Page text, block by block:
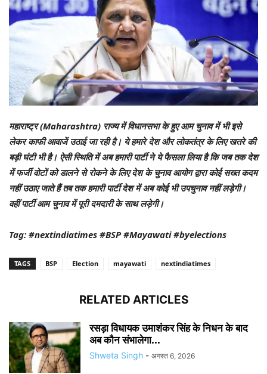
महाराष्ट्र (Maharashtra) राज्य में विधानसभा के हुए आम चुनाव में भी इसे
लेकर काफी आवाजें उठाई जा रही है। ये हमारे देश और लोकतंत्र के लिए खतरे की
बड़ी घंटी भी है। ऐसी स्थिति में अब हमारी पार्टी ने ये फैसला लिया है कि जब तक देश
में फर्जी वोटों को डालने से रोकने के लिए देश के चुनाव आयोग द्वारा कोई सख्त कदम
नहीं उठाए जाते हैं तब तक हमारी पार्टी देश में अब कोई भी उपचुनाव नहीं लड़ेगी।
वहीं पार्टी आम चुनाव में पूरी दमदारी के साथ लड़ेगी।
Tag: #nextindiatimes #BSP #Mayawati #byelections
TAGS BSP Election mayawati nextindiatimes
RELATED ARTICLES
रसड़ा विधायक उमाशंकर सिंह के निधन के बाद
अब कौन संभालेगा...
Shweta Singh - अगस्त 6, 2026